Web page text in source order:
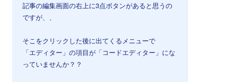
記事の編集画面の右上に3点ボタンがあると思うの
ですが、、
そこをクリックした後に出てくるメニューで
「エディター」の項目が「コードエディター」にな
っていませんか？？